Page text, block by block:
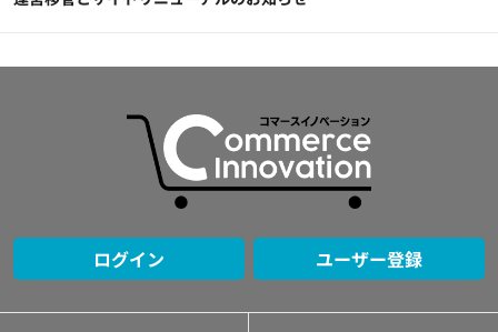
ログイン ユーザー登録